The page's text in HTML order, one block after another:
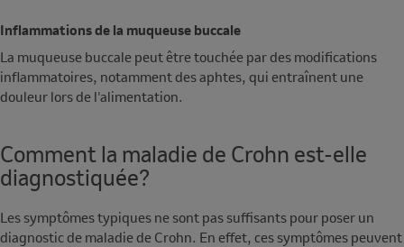
Inflammations de la muqueuse buccale
La muqueuse buccale peut être touchée par des modifications
inflammatoires, notamment des aphtes, qui entraînent une
douleur lors de l'alimentation.
Comment la maladie de Crohn est-elle
diagnostiquée?
Les symptômes typiques ne sont pas suffisants pour poser un
diagnostic de maladie de Crohn. En effet, ces symptômes peuvent